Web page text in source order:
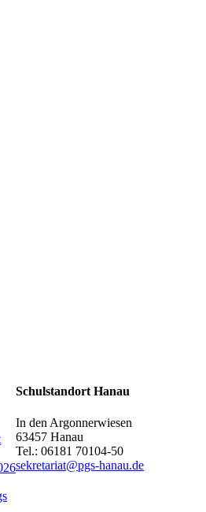
Schulstandort Hanau
In den Argonnerwiesen
63457 Hanau
Tel.: 06181 70104-50
sekretariat@pgs-hanau.de